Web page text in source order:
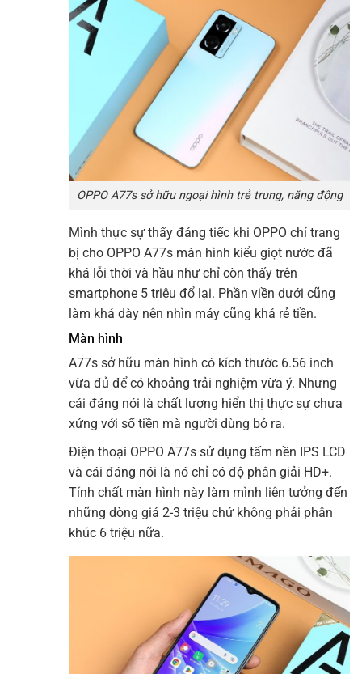
OPPO A77s sở hữu ngoại hình trẻ trung, năng động
Mình thực sự thấy đáng tiếc khi OPPO chỉ trang
bị cho OPPO A77s màn hình kiểu giọt nước đã
khá lỗi thời và hầu như chỉ còn thấy trên
smartphone 5 triệu đổ lại. Phần viền dưới cũng
làm khá dày nên nhìn máy cũng khá rẻ tiền.
Màn hình
A77s sở hữu màn hình có kích thước 6.56 inch
vừa đủ để có khoảng trải nghiệm vừa ý. Nhưng
cái đáng nói là chất lượng hiển thị thực sự chưa
xứng với số tiền mà người dùng bỏ ra.
Điện thoại OPPO A77s sử dụng tấm nền IPS LCD
và cái đáng nói là nó chỉ có độ phân giải HD+.
Tính chất màn hình này làm mình liên tưởng đến
những dòng giá 2-3 triệu chứ không phải phân
khúc 6 triệu nữa.